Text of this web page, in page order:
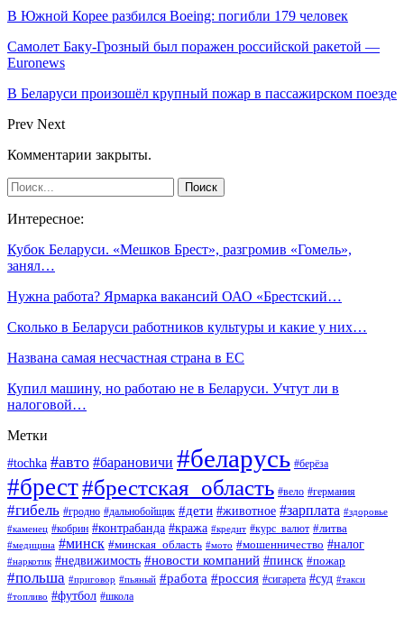
В Южной Корее разбился Boeing: погибли 179 человек
Самолет Баку-Грозный был поражен российской ракетой —
Euronews
В Беларуси произошёл крупный пожар в пассажирском поезде
Prev Next
Комментарии закрыты.
Интересное:
Кубок Беларуси. «Мешков Брест», разгромив «Гомель»,
занял…
Нужна работа? Ярмарка вакансий ОАО «Брестский…
Сколько в Беларуси работников культуры и какие у них…
Названа самая несчастная страна в ЕС
Купил машину, но работаю не в Беларуси. Учтут ли в
налоговой…
Метки
#tochka #авто #барановичи #беларусь #берёза
#брест#брестская_область #вело #германия
#гибель #гродно #дальнобойщик #дети #животное #зарплата #здоровье
#каменец #кобрин #контрабанда #кража #кредит #курс_валют #литва
#медицина #минск #минская_область #мото #мошенничество #налог
#наркотик #недвижимость #новости компаний #пинск #пожар
#польша #приговор #пьяный #работа #россия #сигарета #суд #такси
#топливо #футбол #школа